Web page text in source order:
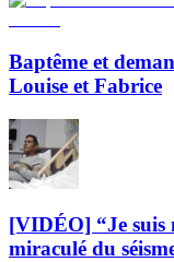
Baptême et
Louise et Fabrice
[VIDÉO] “Je suis
miraculé du